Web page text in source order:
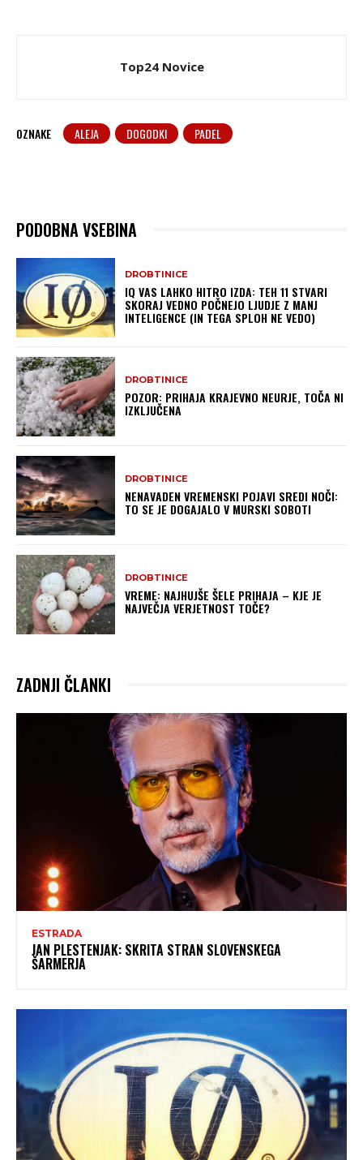
Top24 Novice
OZNAKE ALEJA DOGODKI PADEL
PODOBNA VSEBINA
DROBTINICE
IQ VAS LAHKO HITRO IZDA: TEH 11 STVARI
SKORAJ VEDNO POČNEJO LJUDJE Z MANJ
INTELIGENCE (IN TEGA SPLOH NE VEDO)
DROBTINICE
POZOR: PRIHAJA KRAJEVNO NEURJE, TOČA NI
IZKLJUČENA
DROBTINICE
NENAVADEN VREMENSKI POJAVI SREDI NOČI:
TO SE JE DOGAJALO V MURSKI SOBOTI
DROBTINICE
VREME: NAJHUJŠE ŠELE PRIHAJA – KJE JE
NAJVEČJA VERJETNOST TOČE?
ZADNJI ČLANKI
ESTRADA
JAN PLESTENJAK: SKRITA STRAN SLOVENSKEGA
ŠARMERJA